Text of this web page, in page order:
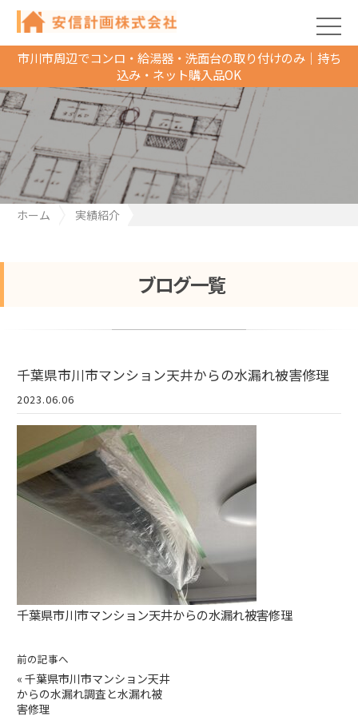
市川市周辺でコンロ・給湯器・洗面台の取り付けのみ｜持ち
込み・ネット購入品OK
ホーム
実績紹介
ブログ一覧
千葉県市川市マンション天井からの水漏れ被害修理
2023.06.06
千葉県市川市マンション天井からの水漏れ被害修理
前の記事へ
« 千葉県市川市マンション天井
からの水漏れ調査と水漏れ被
害修理